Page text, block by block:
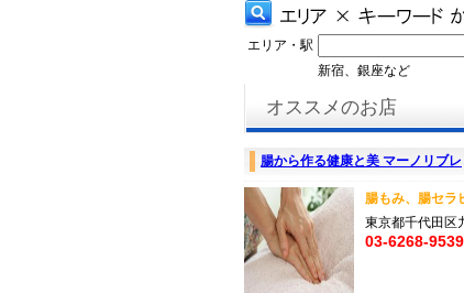
エリア・駅
新宿、銀座など
オススメのお店
腸から作る健康と美 マーノリブレ
腸もみ、腸セ
東京都千代田
03-6268-9539